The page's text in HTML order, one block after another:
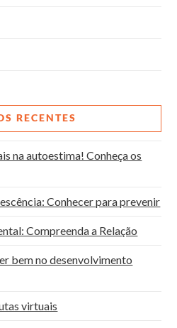
RECENTES
na autoestima! Conheça os
Conhecer para prevenir
Compreenda a Relação
bem no desenvolvimento
virtuais